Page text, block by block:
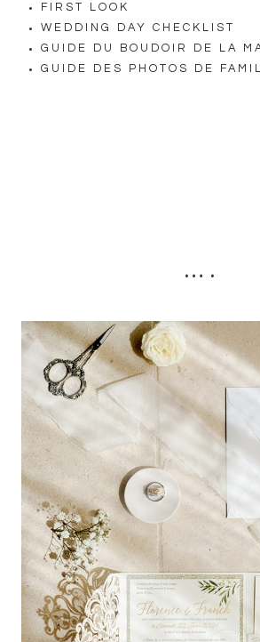
FIRST LOOK
WEDDING DAY CHECKLIST
GUIDE DU BOUDOIR DE LA
GUIDE DES PHOTOS DE
….